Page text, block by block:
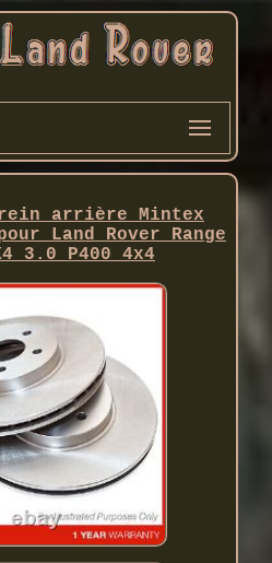
arrière Mintex
Land Rover Range
3.0 P400 4x4